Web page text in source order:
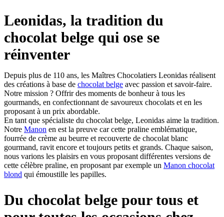
Leonidas, la tradition du
chocolat belge qui ose se
réinventer
Depuis plus de 110 ans, les Maîtres Chocolatiers Leonidas réalisent
des créations à base de chocolat belge avec passion et savoir-faire.
Notre mission ? Offrir des moments de bonheur à tous les
gourmands, en confectionnant de savoureux chocolats et en les
proposant à un prix abordable.
En tant que spécialiste du chocolat belge, Leonidas aime la tradition.
Notre Manon en est la preuve car cette praline emblématique,
fourrée de crème au beurre et recouverte de chocolat blanc
gourmand, ravit encore et toujours petits et grands. Chaque saison,
nous varions les plaisirs en vous proposant différentes versions de
cette célèbre praline, en proposant par exemple un Manon chocolat
blond qui émoustille les papilles.
Du chocolat belge pour tous et